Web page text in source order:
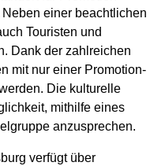
einer beachtlichen
Touristen und
Dank der zahlreichen
mit nur einer Promotion-
Die kulturelle
mithilfe eines
anzusprechen.
verfügt über